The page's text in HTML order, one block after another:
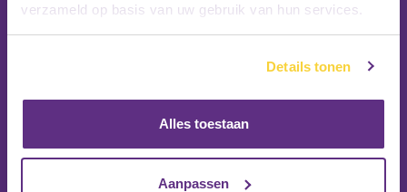
verzameld op basis van uw gebruik van hun services.
Details tonen
Alles toestaan
Aanpassen